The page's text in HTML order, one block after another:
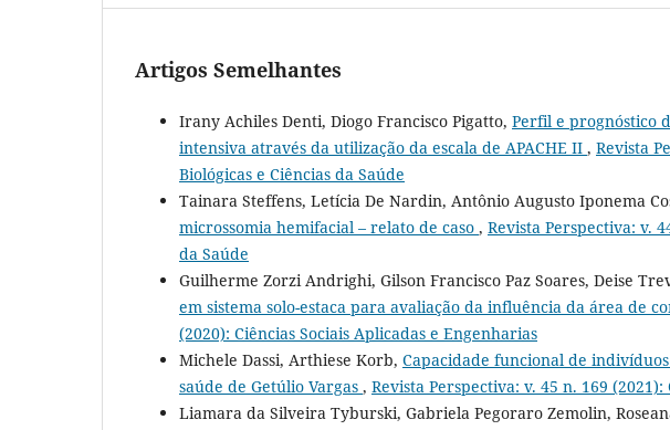
Artigos Semelhantes
Irany Achiles Denti, Diogo Francisco Pigatto, Perfil e prognóstico
intensiva através da utilização da escala de APACHE II , Revista
Biológicas e Ciências da Saúde
Tainara Steffens, Letícia De Nardin, Antônio Augusto Iponema
microssomia hemifacial – relato de caso , Revista Perspectiva: v.
da Saúde
Guilherme Zorzi Andrighi, Gilson Francisco Paz Soares, Deise
em sistema solo-estaca para avaliação da influência da área de
(2020): Ciências Sociais Aplicadas e Engenharias
Michele Dassi, Arthiese Korb, Capacidade funcional de
saúde de Getúlio Vargas , Revista Perspectiva: v. 45 n. 169
Liamara da Silveira Tyburski, Gabriela Pegoraro Zemolin,